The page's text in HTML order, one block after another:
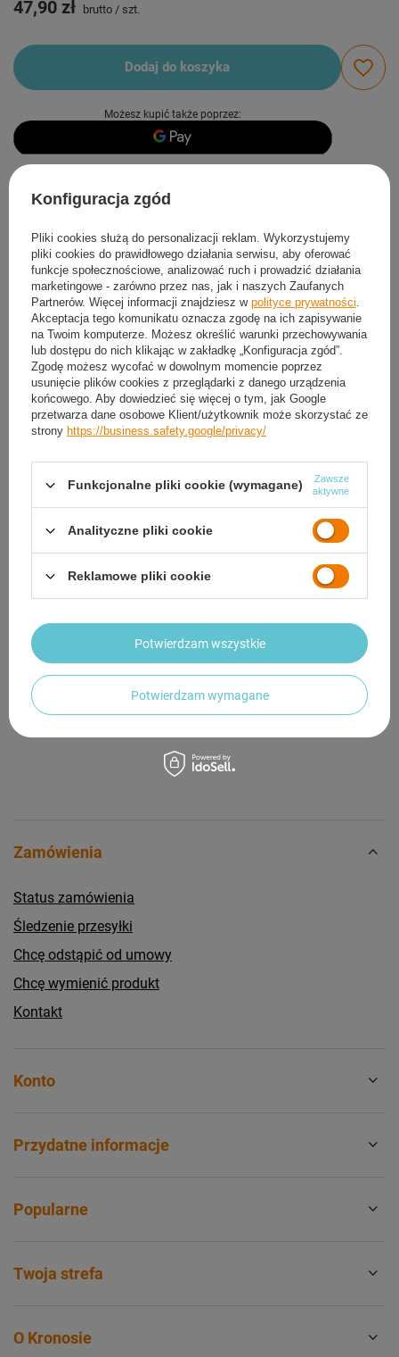
47,90 zł
brutto / szt.
Dodaj do koszyka
Możesz kupić także poprzez:
Darmowa i szybka dostawa
30 dni na łatwy zwrot
Sprawdź, w którym sklepie obejrzysz i kupisz od ręki
Bezpieczne zakupy
Darmowa dostawa do paczkomatu lub punktu
odbioru
Smile - dostawy ze sklepów internetowych przy zamówieniu od50,00 zł są za
darmoWięcej informacji.
OPIS
Potrzebujesz pomocy? Masz pytania?
Zadaj pytanie a my odpowiemy niezwłocznie,
najciekawsze pytania i odpowiedzi publikując
dla innych.
Zamówienia
Status zamówienia
Śledzenie przesyłki
Chcę odstąpić od umowy
Chcę wymienić produkt
Kontakt
Konto
Przydatne informacje
Popularne
Twoja strefa
O Kronosie
Konfiguracja zgód
Pliki cookies służą do personalizacji reklam. Wykorzystujemy
pliki cookies do prawidłowego działania serwisu, aby oferować
funkcje społecznościowe, analizować ruch i prowadzić działania
marketingowe - zarówno przez nas, jak i naszych Zaufanych
Partnerów. Więcej informacji znajdziesz w polityce prywatności
Akceptacja tego komunikatu oznacza zgodę na ich zapisywanie
na Twoim komputerze. Możesz określić warunki przechowywania
lub dostępu do nich klikając w zakładkę „Konfiguracja zgód”.
Zgodę możesz wycofać w dowolnym momencie poprzez
usunięcie plików cookies z przeglądarki z danego urządzenia
końcowego. Aby dowiedzieć się więcej o tym, jak Google
przetwarza dane osobowe Klient/użytkownik może skorzystać ze
strony https://business.safety.google/privacy/
Funkcjonalne pliki cookie (wymagane)
Zawsze
aktywne
Analityczne pliki cookie
Reklamowe pliki cookie
Potwierdzam wymagane
Potwierdzam wszystkie